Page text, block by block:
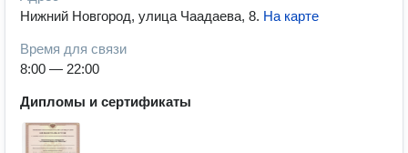
Нижний Новгород, улица Чаадаева, 8. На карте
Время для связи
8:00 — 22:00
Дипломы и сертификаты